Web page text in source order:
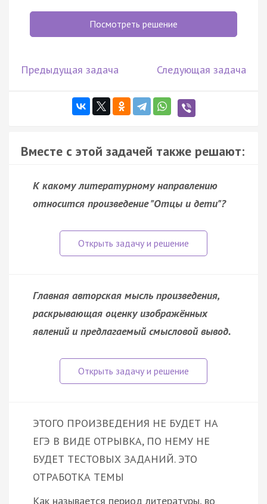
Посмотреть решение
Предыдущая задача Следующая задача
Вместе с этой задачей также решают:
К какому литературному направлению
относится произведение "Отцы и дети"?
Главная авторская мысль произведения,
раскрывающая оценку изображённых
явлений и предлагаемый смысловой вывод.
ЭТОГО ПРОИЗВЕДЕНИЯ НЕ БУДЕТ НА
ЕГЭ В ВИДЕ ОТРЫВКА, ПО НЕМУ НЕ
БУДЕТ ТЕСТОВЫХ ЗАДАНИЙ. ЭТО
ОТРАБОТКА ТЕМЫ
Как называется период литературы, во